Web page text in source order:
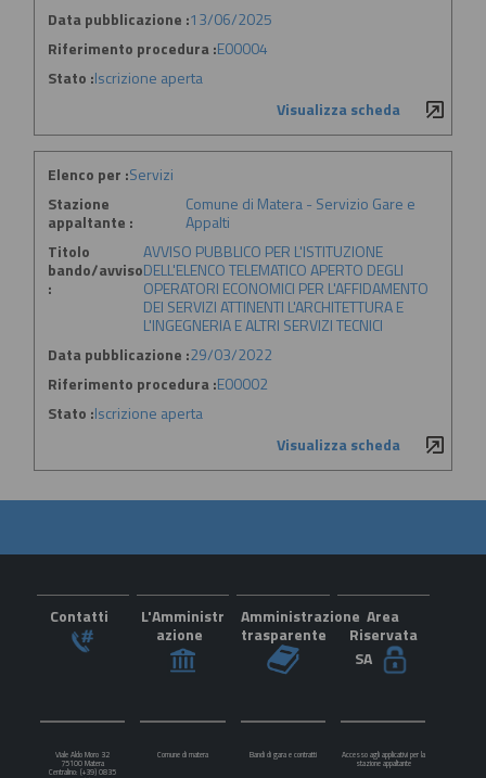
Data pubblicazione :13/06/2025
Riferimento procedura :E00004
Stato :Iscrizione aperta
Visualizza scheda
Elenco per :Servizi
Stazione
appaltante :
Comune di Matera - Servizio Gare e
Appalti
Titolo
bando/avviso
:
AVVISO PUBBLICO PER L'ISTITUZIONE
DELL'ELENCO TELEMATICO APERTO DEGLI
OPERATORI ECONOMICI PER L'AFFIDAMENTO
DEI SERVIZI ATTINENTI L'ARCHITETTURA E
L'INGEGNERIA E ALTRI SERVIZI TECNICI
Data pubblicazione :29/03/2022
Riferimento procedura :E00002
Stato :Iscrizione aperta
Visualizza scheda
Contatti
L'Amministr
azione
Amministrazione
trasparente
Area
Riservata
SA
Viale Aldo Moro 32
75100 Matera
Centralino: (+39) 0835
Comune di matera Bandi di gara e contratti Accesso agli applicativi per la
stazione appaltante